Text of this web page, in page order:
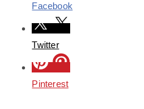
Facebook
Twitter
Pinterest